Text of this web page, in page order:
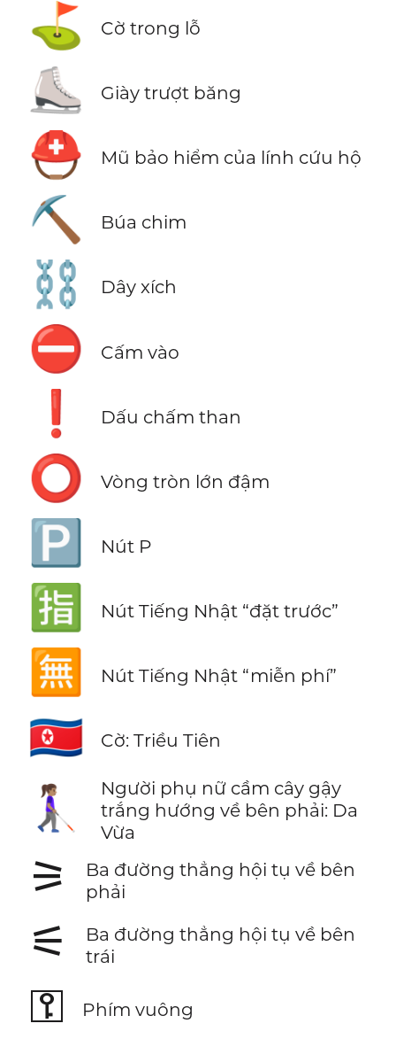
⛳ Cờ trong lỗ
⛸️ Giày trượt băng
⛑️ Mũ bảo hiểm của lính cứu hộ
⛏️ Búa chim
⛓️ Dây xích
⛔ Cấm vào
❗ Dấu chấm than
⭕ Vòng tròn lớn đậm
🅿️ Nút P
🈯 Nút Tiếng Nhật “đặt trước”
🈚 Nút Tiếng Nhật “miễn phí”
🇰🇵 Cờ: Triều Tiên
👩🏽‍🦯‍➡️
Người phụ nữ cầm cây gậy
trắng hướng về bên phải: Da
Vừa
⚞
Ba đường thẳng hội tụ về bên
phải
⚟
Ba đường thẳng hội tụ về bên
trái
⚿ Phím vuông